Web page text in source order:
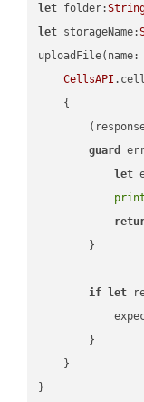
let folder:
let storageName:
uploadFile(name:
CellsAPI
    {
guard
let
print
        }
if let
        }
    }